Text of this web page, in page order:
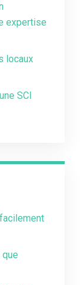
expertise
locaux
SCI